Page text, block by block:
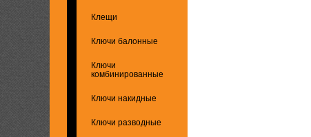
Клещи
Ключи балонные
Ключи
комбинированные
Ключи накидные
Ключи разводные